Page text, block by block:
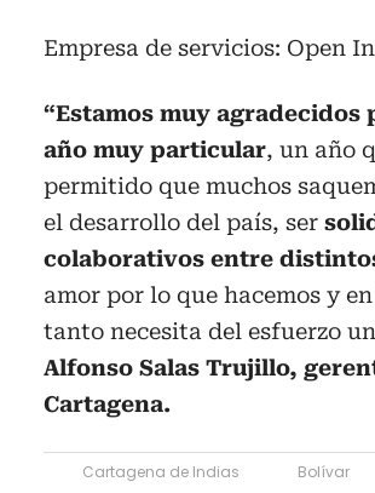
Empresa de servicios: Open
“Estamos muy
año muy particular, un año
permitido que muchos
el desarrollo del país, ser
colaborativos entre
amor por lo que hacemos y
tanto necesita del esfuerzo
Alfonso Salas Trujillo,
Cartagena.
Cartagena de Indias Bolívar